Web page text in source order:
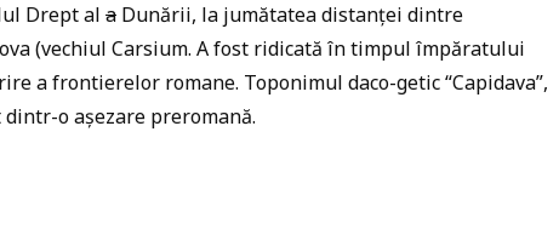
Drept al a Dunării, la jumătatea distanței dintre
(vechiul Carsium. A fost ridicată în timpul împăratului
a frontierelor romane. Toponimul daco-getic “Capidava”,
o așezare preromană.